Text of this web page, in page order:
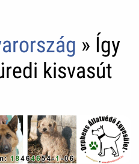
» ​Így
kisvasút